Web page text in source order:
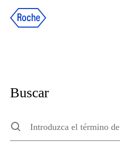
Buscar
Buscar
Type to search the site, press